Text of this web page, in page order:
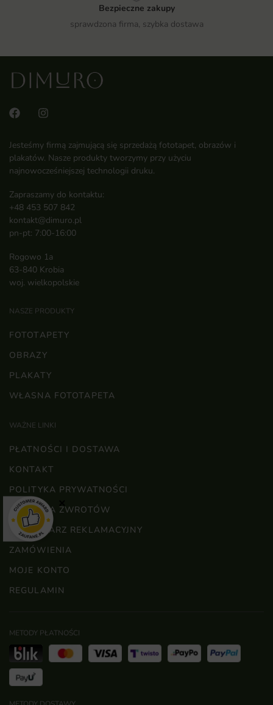
Bezpieczne zakupy
sprawdzona firma, szybka dostawa
Jesteśmy firmą zajmującą się sprzedażą fototapet, obrazów i
plakatów. Nasze produkty tworzymy przy użyciu
najnowocześniejszej technologii druku.
Zapraszamy do kontaktu:
+48 453 507 842
kontakt@dimuro.pl
pn-pt: 7:00-16:00
Rogowo 1a
63-840 Krobia
woj. wielkopolskie
NASZE PRODUKTY
FOTOTAPETY
OBRAZY
PLAKATY
WŁASNA FOTOTAPETA
WAŻNE LINKI
PŁATNOŚCI I DOSTAWA
KONTAKT
POLITYKA PRYWATNOŚCI
POLITYKA ZWROTÓW
FORMULARZ REKLAMACYJNY
ZAMÓWIENIA
MOJE KONTO
REGULAMIN
METODY PŁATNOŚCI
×